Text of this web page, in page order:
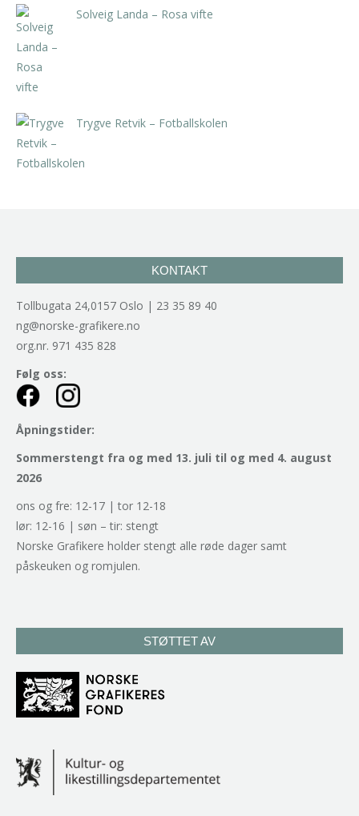
Solveig Landa – Rosa vifte
Trygve Retvik – Fotballskolen
KONTAKT
Tollbugata 24,0157 Oslo | 23 35 89 40
ng@norske-grafikere.no
org.nr. 971 435 828
Følg oss:
Åpningstider:
Sommerstengt fra og med 13. juli til og med 4. august
2026
ons og fre: 12-17 | tor 12-18
lør: 12-16 | søn – tir: stengt
Norske Grafikere holder stengt alle røde dager samt
påskeuken og romjulen.
STØTTET AV